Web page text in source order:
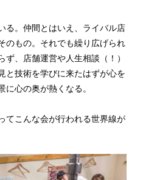
る。仲間とはいえ、ライバル店
のもの。それでも繰り広げられ
、店舗運営や人生相談（！）
と技術を学びに来たはずが心を
心の奥が熱くなる。
てこんな会が行われる世界線が